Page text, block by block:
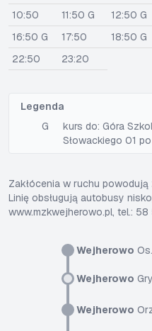
Wejherowo
Wejherowo
Wejherowo
10:50
11:50 G 12:50 G
16:50 G
17:50 18:50 G
22:50
23:20
Legenda
G
kurs do: Góra
Słowackiego 01
Zakłócenia w ruchu
Linię obsługują autobusy
www.mzkwejherowo.pl, tel.: